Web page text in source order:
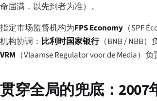
命届满，以先到者为准）。
指定市场监督机构为FPS Economy （SPF
机构协调： 比利时国家银行（BNB / NBB）
VRM （Vlaamse Regulator voor de Media）负
贯穿全局的兜底：2007